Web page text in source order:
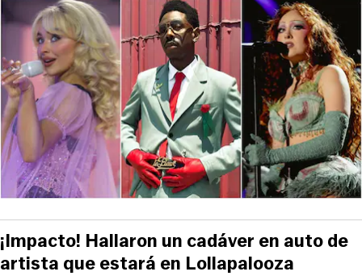
¡Impacto! Hallaron un cadáver en auto de
artista que estará en Lollapalooza